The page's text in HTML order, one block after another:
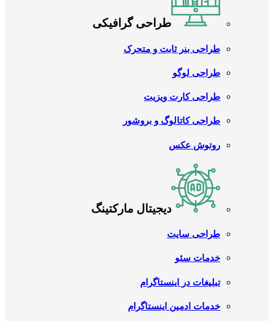
طراحی گرافیکی
طراحی بنر ثابت و متحرک
طراحی لوگو
طراحی کارت ویزیت
طراحی کاتالوگ و بروشور
روتوش عکس
دیجیتال مارکتینگ
طراحی سایت
خدمات سئو
تبلیغات در اینستاگرام
خدمات ادمین اینستاگرام